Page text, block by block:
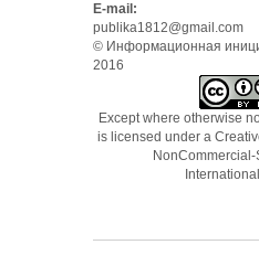
E-mail:
publika1812@gmail.com
© Информационная
2016
Except where otherwise
is licensed under a